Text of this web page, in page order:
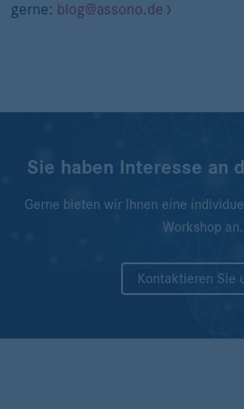
gerne: blog@assono.de
Sie haben Interesse an
Gerne bieten wir Ihnen eine
Workshop an.
Kontaktieren Sie